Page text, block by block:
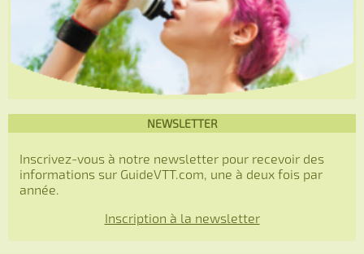
NEWSLETTER
Inscrivez-vous à notre newsletter pour recevoir des
informations sur GuideVTT.com, une à deux fois par
année.
Inscription à la newsletter